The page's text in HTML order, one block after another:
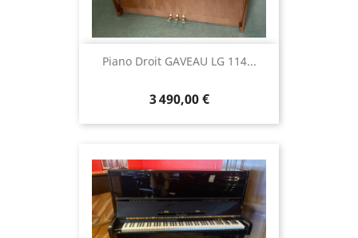
Piano Droit GAVEAU LG 114...
3 490,00 €